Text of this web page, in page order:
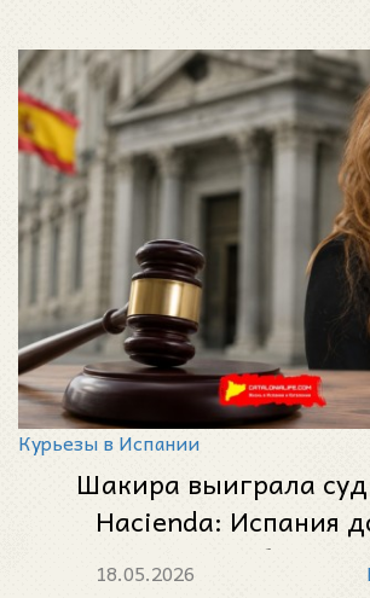
Курьезы в Испании
Шакира выиграла
Hacienda: Испания
вернуть певице более
18.05.2026